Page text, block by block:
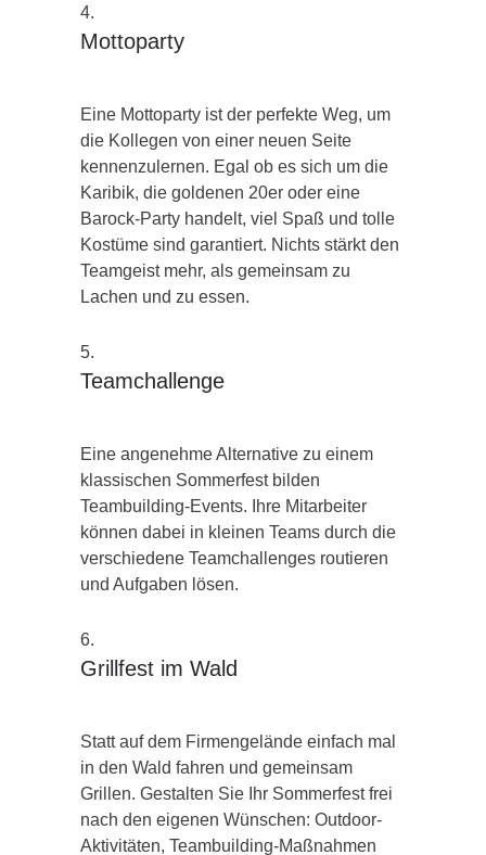
Mottoparty
Eine Mottoparty ist der perfekte Weg, um
die Kollegen von einer neuen Seite
kennenzulernen. Egal ob es sich um die
Karibik, die goldenen 20er oder eine
Barock-Party handelt, viel Spaß und tolle
Kostüme sind garantiert. Nichts stärkt den
Teamgeist mehr, als gemeinsam zu
Lachen und zu essen.
Teamchallenge
Eine angenehme Alternative zu einem
klassischen Sommerfest bilden
Teambuilding-Events. Ihre Mitarbeiter
können dabei in kleinen Teams durch die
verschiedene Teamchallenges routieren
und Aufgaben lösen.
Grillfest im Wald
Statt auf dem Firmengelände einfach mal
in den Wald fahren und gemeinsam
Grillen. Gestalten Sie Ihr Sommerfest frei
nach den eigenen Wünschen: Outdoor-
Aktivitäten, Teambuilding-Maßnahmen